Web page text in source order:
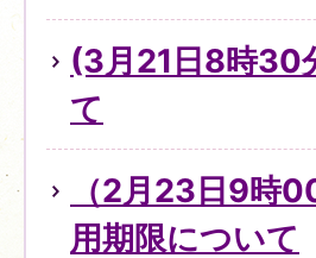
(3月21日8時30
て
（2月23日9時
用期限について